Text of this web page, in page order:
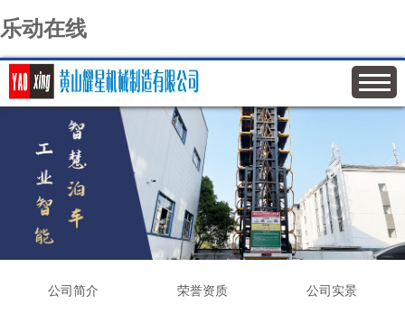
乐动在线
公司简介 荣誉资质 公司实景